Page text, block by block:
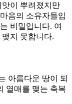
이 뿌려졌지만
음의 소유자들입
비밀입니다. 여
지 못합니다.
아름다운 땅이 되
열매를 맺는 축복